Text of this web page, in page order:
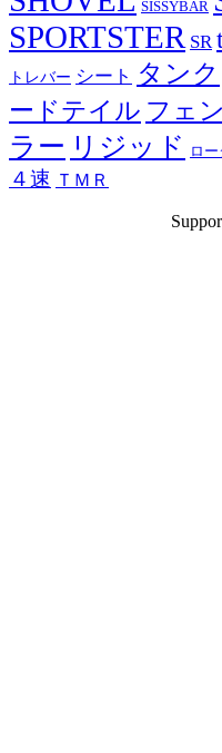
SISSYBAR
SPORTSTER SR
トレバー シート タンク
ードテイル フェ
ラー リジッド ロ
４速 ＴＭＲ